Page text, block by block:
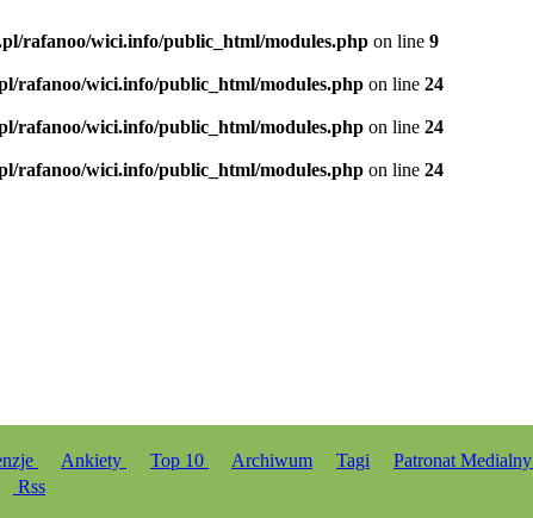
rafanoo/wici.info/public_html/modules.php on line 9
rafanoo/wici.info/public_html/modules.php on line 24
rafanoo/wici.info/public_html/modules.php on line 24
rafanoo/wici.info/public_html/modules.php on line 24
Ankiety Top 10 Archiwum Tagi Patronat Medialny
Rss